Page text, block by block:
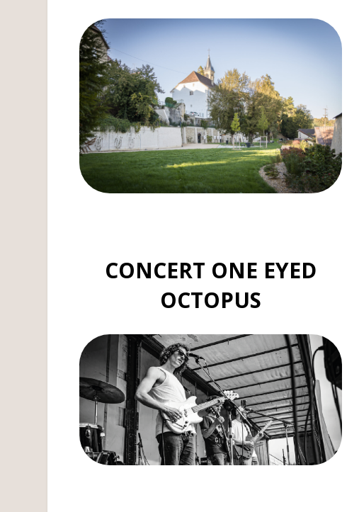
CONCERT ONE EYED
OCTOPUS